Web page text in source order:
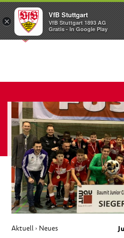
Aktuell › Neues
×
VfB Stuttgart
VfB Stuttgart 1893 AG
Gratis - In Google Play